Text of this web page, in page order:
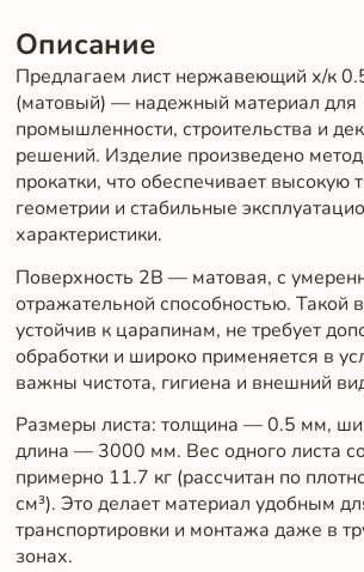
Описание
Предлагаем лист нержавеющий х/к
(матовый) — надежный материал для
промышленности, строительства и
решений. Изделие произведено
прокатки, что обеспечивает высокую
геометрии и стабильные
характеристики.
Поверхность 2B — матовая, с
отражательной способностью. Такой
устойчив к царапинам, не требует
обработки и широко применяется в
важны чистота, гигиена и внешний
Размеры листа: толщина — 0.5 мм,
длина — 3000 мм. Вес одного листа
примерно 11.7 кг (рассчитан по
см³). Это делает материал удобным
транспортировки и монтажа даже в
зонах.